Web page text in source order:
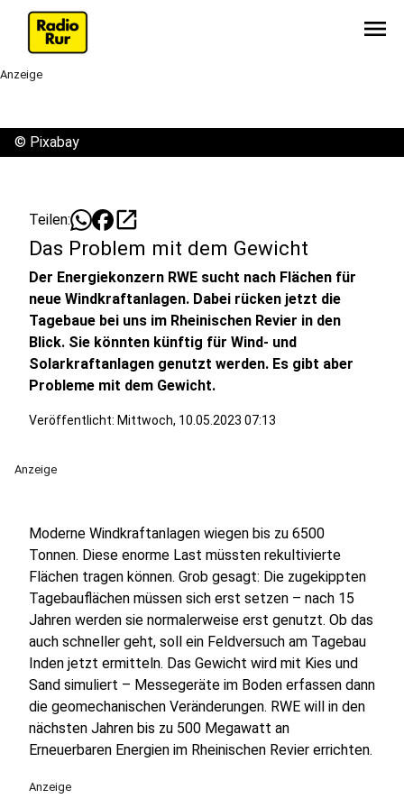
menu
Anzeige
© Pixabay
Teilen: open_in_new
Das Problem mit dem Gewicht
Der Energiekonzern RWE sucht nach Flächen für
neue Windkraftanlagen. Dabei rücken jetzt die
Tagebaue bei uns im Rheinischen Revier in den
Blick. Sie könnten künftig für Wind- und
Solarkraftanlagen genutzt werden. Es gibt aber
Probleme mit dem Gewicht.
Veröffentlicht: Mittwoch, 10.05.2023 07:13
Anzeige
Moderne Windkraftanlagen wiegen bis zu 6500
Tonnen. Diese enorme Last müssten rekultivierte
Flächen tragen können. Grob gesagt: Die zugekippten
Tagebauflächen müssen sich erst setzen – nach 15
Jahren werden sie normalerweise erst genutzt. Ob das
auch schneller geht, soll ein Feldversuch am Tagebau
Inden jetzt ermitteln. Das Gewicht wird mit Kies und
Sand simuliert – Messegeräte im Boden erfassen dann
die geomechanischen Veränderungen. RWE will in den
nächsten Jahren bis zu 500 Megawatt an
Erneuerbaren Energien im Rheinischen Revier errichten.
Anzeige